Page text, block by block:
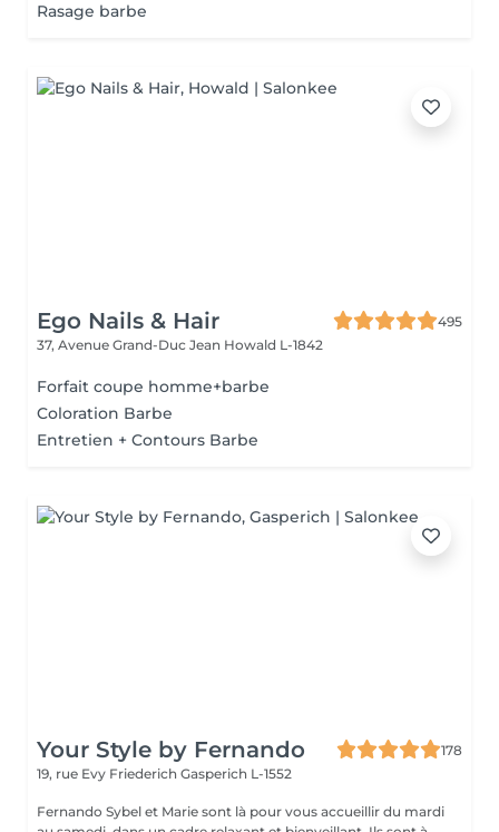
Rasage barbe
Ego Nails & Hair
495
37, Avenue Grand-Duc Jean Howald L-1842
Forfait coupe homme+barbe
Coloration Barbe
Entretien + Contours Barbe
Your Style by Fernando
178
19, rue Evy Friederich Gasperich L-1552
Fernando Sybel et Marie sont là pour vous accueillir du mardi